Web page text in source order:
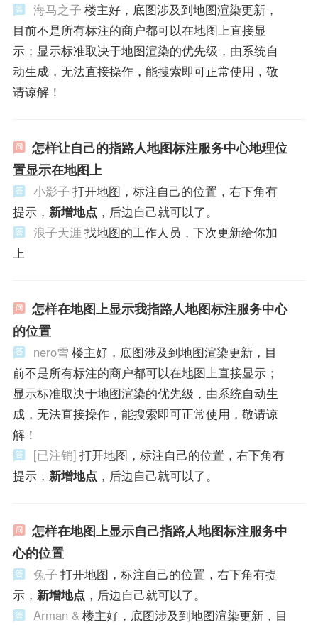
海马之子 楼主好，底图涉及到地图渲染更新，
目前不是所有标注的商户都可以在地图上直接显
示；显示标准取决于地图渲染的优先级，由系统自
动生成，无法直接操作，能搜索即可正常使用，敬
请谅解！
怎样让自己的指路人地图标注服务中心地理位
置显示在地图上
小影子 打开地图，标注自己的位置，右下角有
提示， 新增地点 ，后边自己就可以了。
浪子天涯 找地图的工作人员，下次更新给你加
上
怎样在地图上显示我指路人地图标注服务中心
的位置
nero雪 楼主好，底图涉及到地图渲染更新，目
前不是所有标注的商户都可以在地图上直接显示；
显示标准取决于地图渲染的优先级，由系统自动生
成，无法直接操作，能搜索即可正常使用，敬请谅
解！
[已注销] 打开地图，标注自己的位置，右下角有
提示， 新增地点 ，后边自己就可以了。
怎样在地图上显示自己指路人地图标注服务中
心的位置
兔子 打开地图，标注自己的位置，右下角有提
示， 新增地点 ，后边自己就可以了。
Arman & 楼主好，底图涉及到地图渲染更新，目